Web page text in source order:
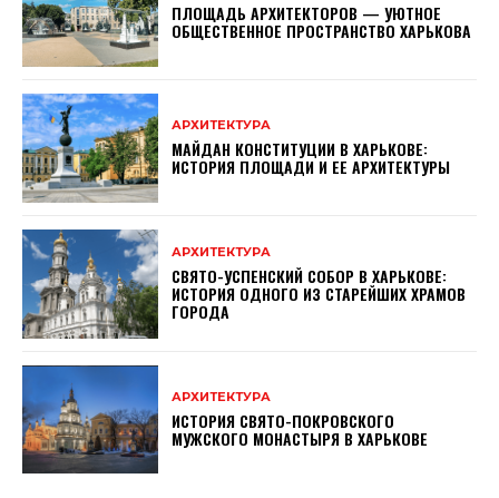
ПЛОЩАДЬ АРХИТЕКТОРОВ — УЮТНОЕ
ОБЩЕСТВЕННОЕ ПРОСТРАНСТВО ХАРЬКОВА
АРХИТЕКТУРА
МАЙДАН КОНСТИТУЦИИ В ХАРЬКОВЕ:
ИСТОРИЯ ПЛОЩАДИ И ЕЕ АРХИТЕКТУРЫ
АРХИТЕКТУРА
СВЯТО-УСПЕНСКИЙ СОБОР В ХАРЬКОВЕ:
ИСТОРИЯ ОДНОГО ИЗ СТАРЕЙШИХ ХРАМОВ
ГОРОДА
АРХИТЕКТУРА
ИСТОРИЯ СВЯТО-ПОКРОВСКОГО
МУЖСКОГО МОНАСТЫРЯ В ХАРЬКОВЕ